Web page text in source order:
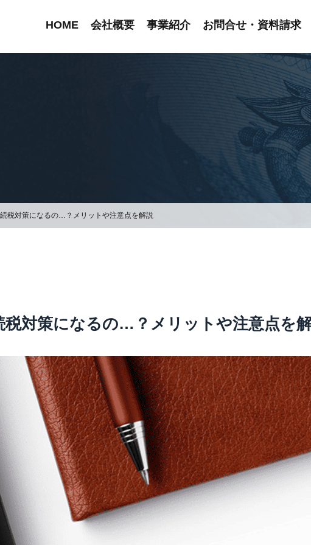
HOME 会社概要 事業紹介 お問合せ・資料請求
税対策になるの…？メリットや注意点を解説
税対策になるの…？メリットや注意点を